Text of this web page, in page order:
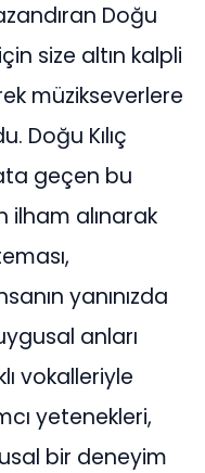
Doğu
için size altın kalpli
müzikseverlere
Doğu Kılıç
geçen bu
ilham alınarak
yanınızda
anları
vokalleriyle
yetenekleri,
bir deneyim